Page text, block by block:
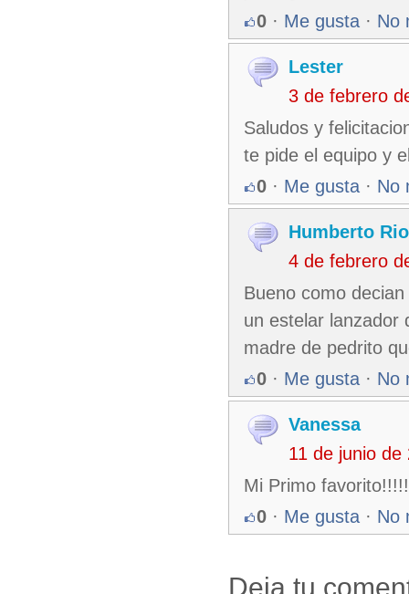
0 · Me gusta · No
Lester
3 de febrero
Saludos y
te pide el equipo y
0 · Me gusta · No
Humberto
4 de febrero
Bueno como
un estelar lanzador
madre de pedrito
0 · Me gusta · No
Vanessa
11 de junio de
Mi Primo
0 · Me gusta · No
Deja tu